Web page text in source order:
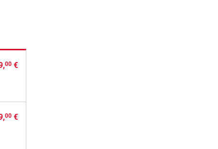
00 €
00 €